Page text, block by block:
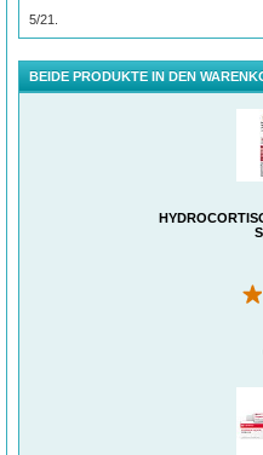
5/21.
BEIDE PRODUKTE IN DEN
(1)